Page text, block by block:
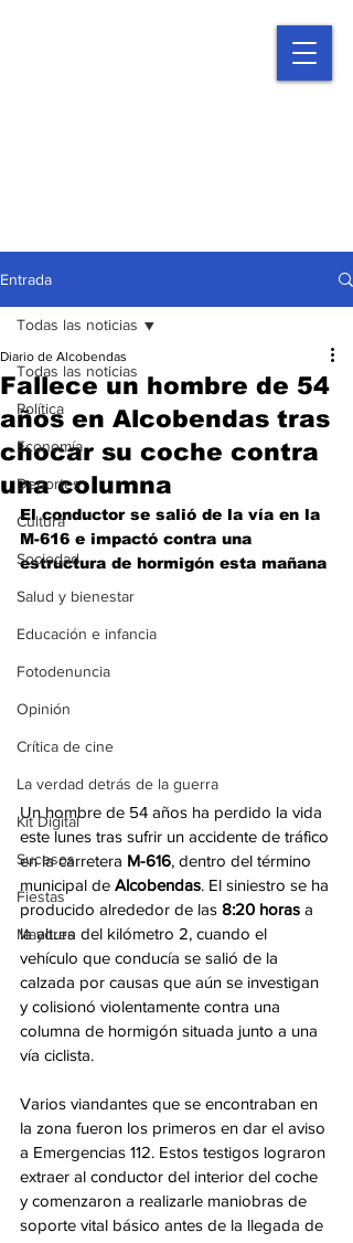
Entrada
Todas las noticias
Política
Economía
Deportes
Cultura
Sociedad
Salud y bienestar
Educación e infancia
Fotodenuncia
Opinión
Crítica de cine
La verdad detrás de la guerra
Kit Digital
Sucesos
Fiestas
Mayores
Todas las noticias
Fallece un hombre de 54
años en Alcobendas tras
chocar su coche contra
una columna
Diario de Alcobendas
El conductor se salió de la vía en la
M-616 e impactó contra una
estructura de hormigón esta mañana
Un hombre de 54 años ha perdido la vida
este lunes tras sufrir un accidente de tráfico
en la carretera M-616, dentro del término
municipal de Alcobendas. El siniestro se ha
producido alrededor de las 8:20 horas a
la altura del kilómetro 2, cuando el
vehículo que conducía se salió de la
calzada por causas que aún se investigan
y colisionó violentamente contra una
columna de hormigón situada junto a una
vía ciclista.
Varios viandantes que se encontraban en
la zona fueron los primeros en dar el aviso
a Emergencias 112. Estos testigos lograron
extraer al conductor del interior del coche
y comenzaron a realizarle maniobras de
soporte vital básico antes de la llegada de